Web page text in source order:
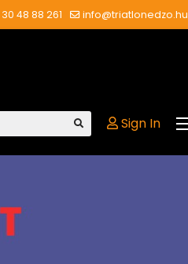
48 88 261 info@triatlonedzo.hu
Sign In